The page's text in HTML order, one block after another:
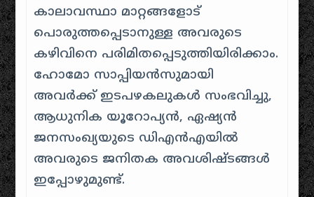
കാലാവസ്ഥാ മാറ്റങ്ങളോട്
പൊരുത്തപ്പെടാനുള്ള അവരുടെ
കഴിവിനെ പരിമിതപ്പെടുത്തിയിരിക്കാം.
ഹോമോ സാപ്പിയൻസുമായി
അവർക്ക് ഇടപഴകലുകൾ സംഭവിച്ചു,
ആധുനിക യൂറോപ്യൻ, ഏഷ്യൻ
ജനസംഖ്യയുടെ ഡിഎൻഎയിൽ
അവരുടെ ജനിതക അവശിഷ്ടങ്ങൾ
ഇപ്പോഴുമുണ്ട്.